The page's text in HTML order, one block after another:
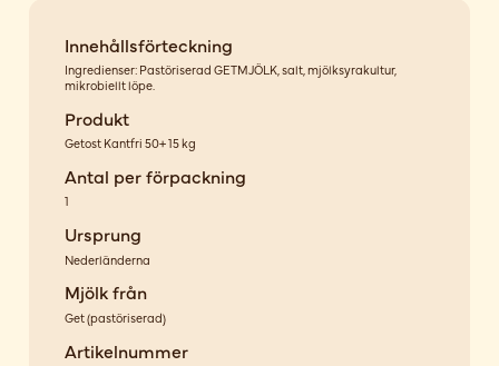
Innehållsförteckning
Ingredienser: Pastöriserad GETMJÖLK, salt, mjölksyrakultur,
mikrobiellt löpe.
Produkt
Getost Kantfri 50+ 15 kg
Antal per förpackning
1
Ursprung
Nederländerna
Mjölk från
Get(pastöriserad)
Artikelnummer